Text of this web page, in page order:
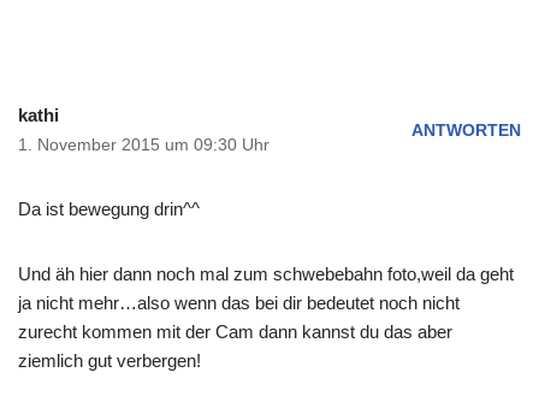
kathi
1. November 2015 um 09:30 Uhr
ANTWORTEN
Da ist bewegung drin^^
Und äh hier dann noch mal zum schwebebahn foto,weil da geht
ja nicht mehr…also wenn das bei dir bedeutet noch nicht
zurecht kommen mit der Cam dann kannst du das aber
ziemlich gut verbergen!